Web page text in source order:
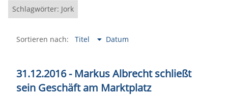
Schlagwörter: Jork
Sortieren nach: Titel Datum
31.12.2016 - Markus Albrecht schließt
sein Geschäft am Marktplatz